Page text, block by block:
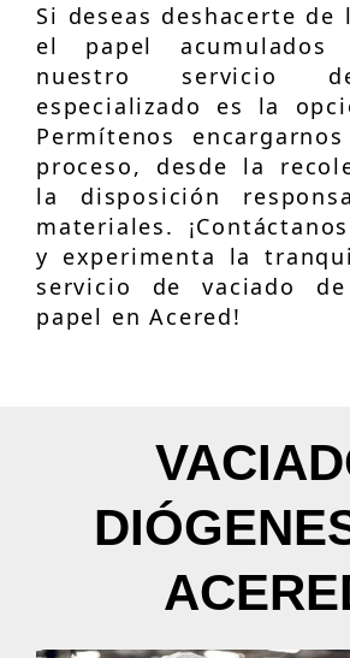
Si deseas deshacerte de
el papel acumulados
nuestro servicio
especializado es la
Permítenos
proceso, desde la
la disposición
materiales.
y experimenta la
servicio de vaciado
papel en Acered!